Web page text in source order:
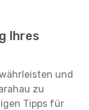
Ihres
und
zu
Tipps für